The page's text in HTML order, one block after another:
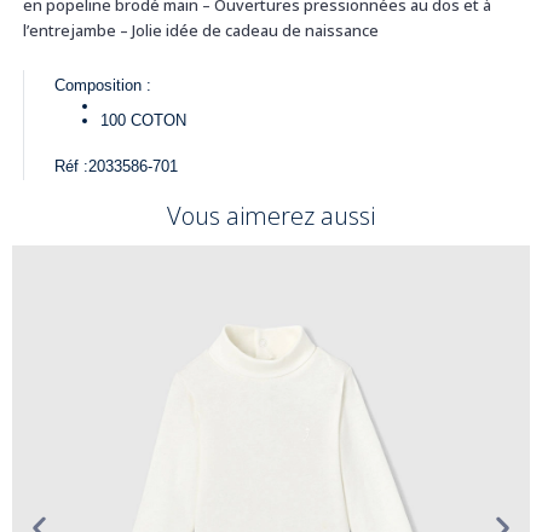
en popeline brodé main – Ouvertures pressionnées au dos et à
l’entrejambe – Jolie idée de cadeau de naissance
Composition :
100 COTON
Réf :2033586-701
Vous aimerez aussi